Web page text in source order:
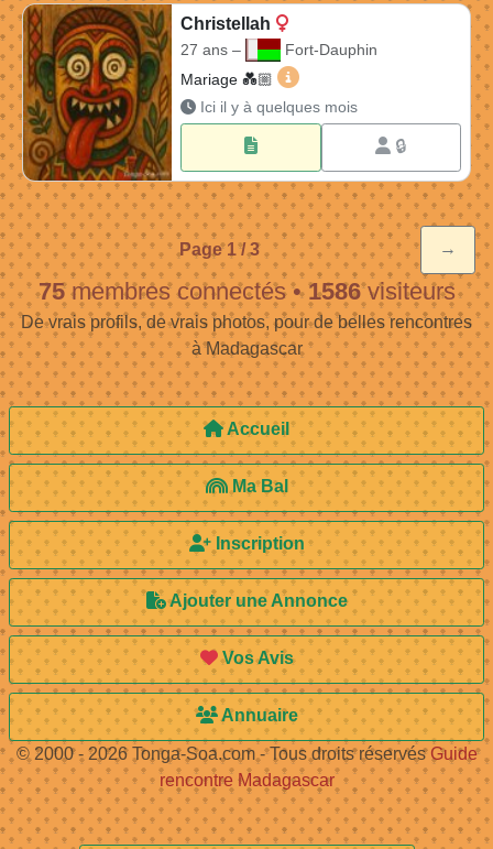
Christellah
27 ans –
Fort-Dauphin
Mariage 💑🏼​
Christellah 27 ans à Fort-
Ici il y à quelques mois
🔒
Page 1 / 3 →
75membres connectés• 1586visiteurs
De vrais profils, de vrais photos, pour de belles rencontres
à Madagascar
Accueil
Ma Bal
Inscription
Ajouter une Annonce
Vos Avis
Annuaire
© 2000 - 2026 Tonga-Soa.com - Tous droits réservésGuide
rencontre Madagascar